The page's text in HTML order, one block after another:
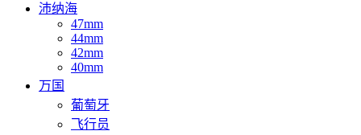
沛纳海
47mm
44mm
42mm
40mm
万国
葡萄牙
飞行员